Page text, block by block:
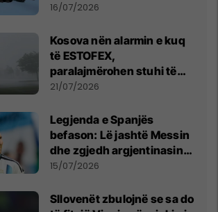
16/07/2026
Kosova nën alarmin e kuq
të ESTOFEX,
paralajmërohen stuhi të
fuqishme me breshër dhe
21/07/2026
Legjenda e Spanjës
befason: Lë jashtë Messin
dhe zgjedh argjentinasin
më të mirë në botë
15/07/2026
Sllovenët zbulojnë se sa do